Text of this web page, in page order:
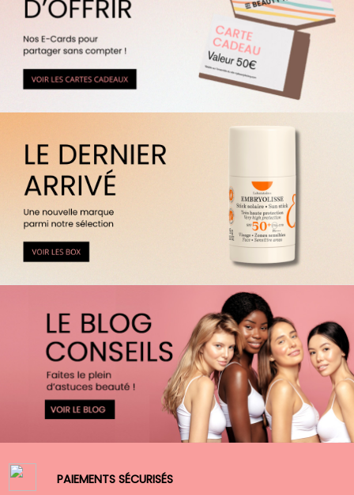
PAIEMENTS SÉCURISÉS